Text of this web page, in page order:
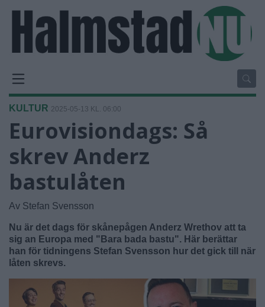
KULTUR 2025-05-13 KL. 06:00
Eurovisiondags: Så
skrev Anderz
bastulåten
Av Stefan Svensson
Nu är det dags för skånepågen Anderz Wrethov att ta
sig an Europa med "Bara bada bastu". Här berättar
han för tidningens Stefan Svensson hur det gick till när
låten skrevs.